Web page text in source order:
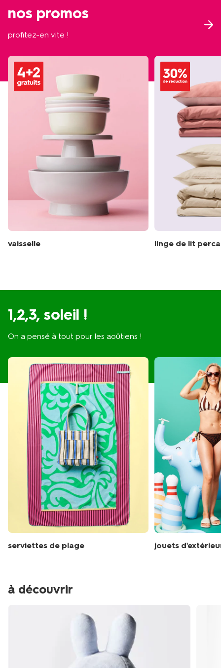
nos promos
profitez-en vite !
vaisselle linge de lit
1,2,3, soleil !
On a pensé à tout pour les aoûtiens !
serviettes de plage jouets
à découvrir